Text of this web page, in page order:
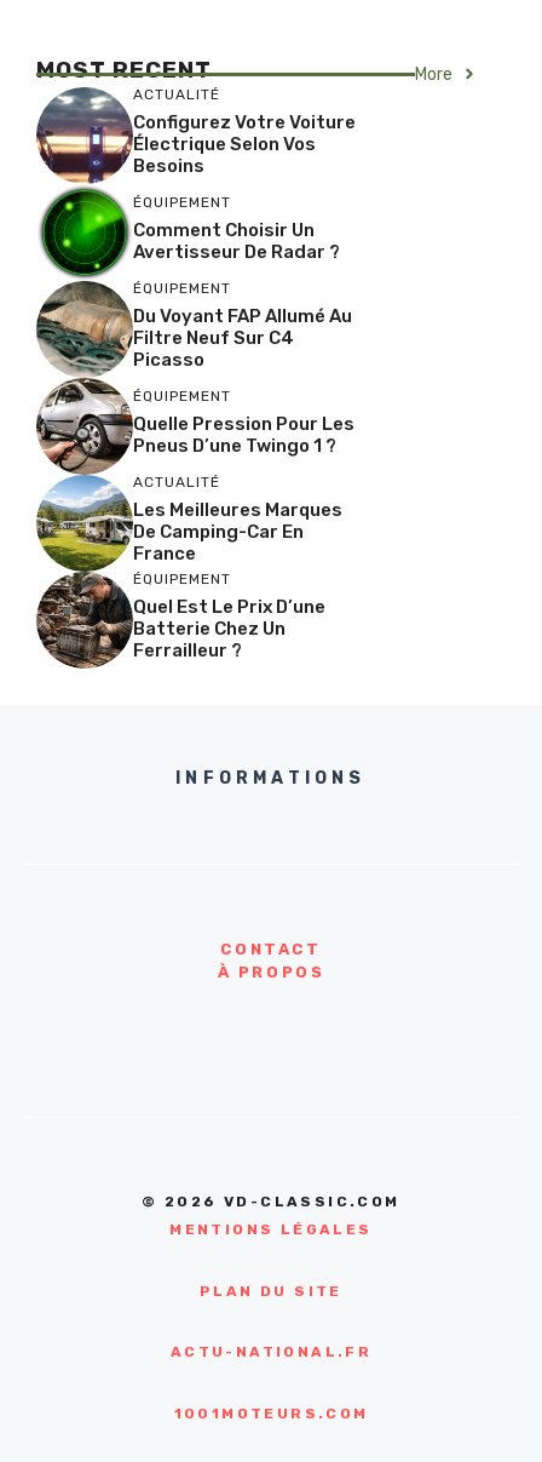
MOST RECENT More
ACTUALITÉ
Configurez Votre Voiture
Électrique Selon Vos
Besoins
ÉQUIPEMENT
Comment Choisir Un
Avertisseur De Radar ?
ÉQUIPEMENT
Du Voyant FAP Allumé Au
Filtre Neuf Sur C4
Picasso
ÉQUIPEMENT
Quelle Pression Pour Les
Pneus D’une Twingo 1 ?
ACTUALITÉ
Les Meilleures Marques
De Camping-Car En
France
ÉQUIPEMENT
Quel Est Le Prix D’une
Batterie Chez Un
Ferrailleur ?
INFORMATIONS
CONTACT
À PROPOS
© 2026 VD-CLASSIC.COM
MENTIONS LÉGALES
PLAN DU SITE
ACTU-NATIONAL.FR
1001MOTEURS.COM